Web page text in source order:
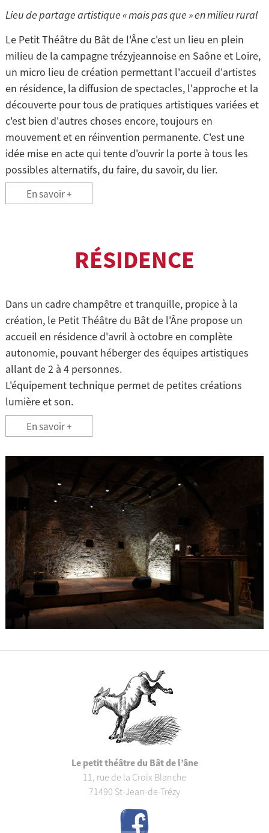
Lieu de partage artistique « mais pas que » en milieu rural
Le Petit Théâtre du Bât de l'Âne c'est un lieu en plein
milieu de la campagne trézyjeannoise en Saône et Loire,
un micro lieu de création permettant l'accueil d'artistes
en résidence, la diffusion de spectacles, l'approche et la
découverte pour tous de pratiques artistiques variées et
c'est bien d'autres choses encore, toujours en
mouvement et en réinvention permanente. C'est une
idée mise en acte qui tente d'ouvrir la porte à tous les
possibles alternatifs, du faire, du savoir, du lier.
En savoir +
RÉSIDENCE
Dans un cadre champêtre et tranquille, propice à la
création, le Petit Théâtre du Bât de l'Âne propose un
accueil en résidence d'avril à octobre en complète
autonomie, pouvant héberger des équipes artistiques
allant de 2 à 4 personnes.
L'équipement technique permet de petites créations
lumière et son.
En savoir +
Le petit théâtre du Bât de l’âne
11, rue de la Croix Blanche
71490 St-Jean-de-Trézy